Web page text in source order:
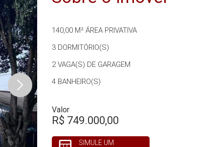
140,00 M² ÁREA PRIVATIVA
3 DORMITÓRIO(S)
2VAGA(S) DE GARAGEM
4 BANHEIRO(S)
Valor
R$ 749.000,00
SIMULE UM